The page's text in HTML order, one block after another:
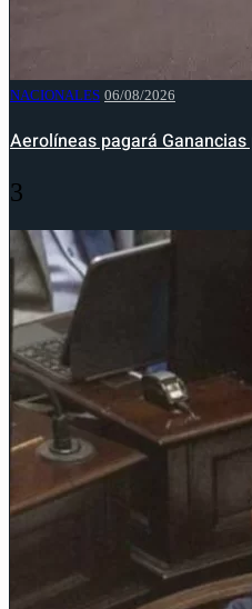
NACIONALES 06/08/2026
Aerolíneas pagará
3